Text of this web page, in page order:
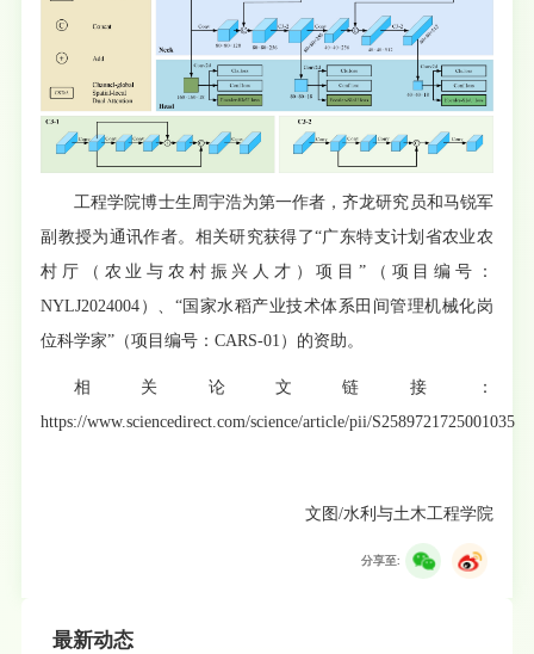
工程学院博士生周宇浩为第一作者，齐龙研究员和马锐军
副教授为通讯作者。相关研究获得了“广东特支计划省农业农
村厅（农业与农村振兴人才）项目”（项目编号：
NYLJ2024004）、“国家水稻产业技术体系田间管理机械化岗
位科学家”（项目编号：CARS-01）的资助。
相关论文链接：
https://www.sciencedirect.com/science/article/pii/S2589721725001035
文图/水利与土木工程学院
分享至:
最新动态